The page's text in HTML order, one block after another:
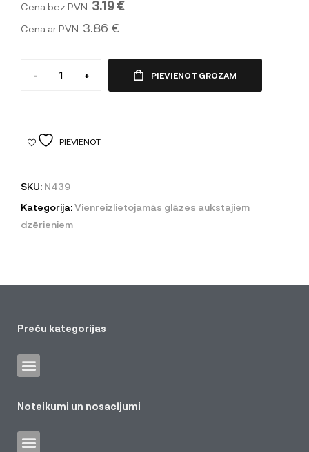
Cena bez PVN: 3.19 €
Cena ar PVN: 3.86 €
- + PIEVIENOT GROZAM
PIEVIENOT
SKU: N439
Kategorija:Vienreizlietojamās glāzes aukstajiem
dzērieniem
Preču kategorijas
Noteikumi un nosacījumi